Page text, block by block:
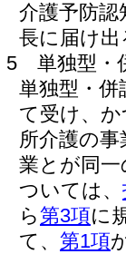
介護予防認
長に届け
5
単独型・
単独型・併
て受け、
所介護の
業とが同
ついては、
ら第3項に
て、 第1項